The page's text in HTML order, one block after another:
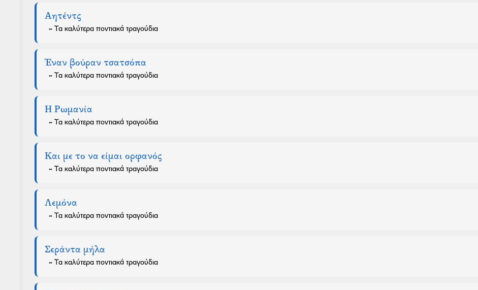
Αητέντς
- Τα καλύτερα ποντιακά τραγούδια
Έναν βούραν τσατσόπα
- Τα καλύτερα ποντιακά τραγούδια
Η Ρωμανία
- Τα καλύτερα ποντιακά τραγούδια
Και με το να είμαι ορφανός
- Τα καλύτερα ποντιακά τραγούδια
Λεμόνα
- Τα καλύτερα ποντιακά τραγούδια
Σεράντα μήλα
- Τα καλύτερα ποντιακά τραγούδια